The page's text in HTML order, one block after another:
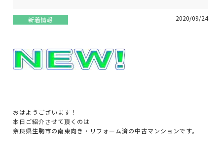
新着情報 2020/09/24
おはようございます！
本日ご紹介させて頂くのは
奈良県生駒市の南東向き・リフォーム済の中古マンションです。